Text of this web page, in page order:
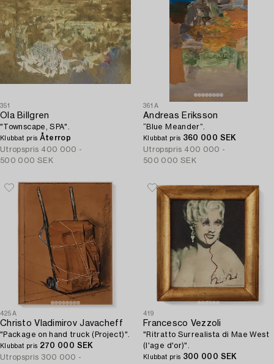
351
Ola Billgren
"Townscape, SPA".
Klubbat pris Återrop
Utropspris 400 000 -
500 000 SEK
361A
Andreas Eriksson
“Blue Meander”.
Klubbat pris 360 000 SEK
Utropspris 400 000 -
500 000 SEK
425A
Christo Vladimirov Javacheff
"Package on hand truck (Project)".
Klubbat pris 270 000 SEK
Utropspris 300 000 -
419
Francesco Vezzoli
"Ritratto Surrealista di Mae West
(l'age d'or)".
Klubbat pris 300 000 SEK